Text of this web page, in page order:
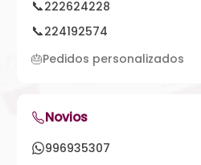
📞222624228
📞224192574
🎂Pedidos personalizados
Novios
996935307